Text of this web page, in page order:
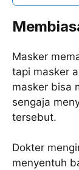
Masker
tapi masker
masker bisa
sengaja
tersebut.
Dokter
menyentuh